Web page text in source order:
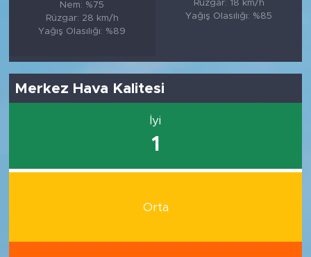
Nem: %75
Rüzgar: 28 km/h
Yağış Olasılığı: %89
Rüzgar: 18 km/h
Yağış Olasılığı: %85
Merkez Hava Kalitesi
İyi
1
Orta